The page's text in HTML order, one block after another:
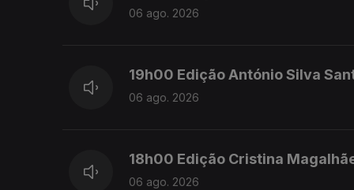
06 ago. 2026
19h00 Edição António Silva
06 ago. 2026
18h00 Edição Cristina
06 ago. 2026